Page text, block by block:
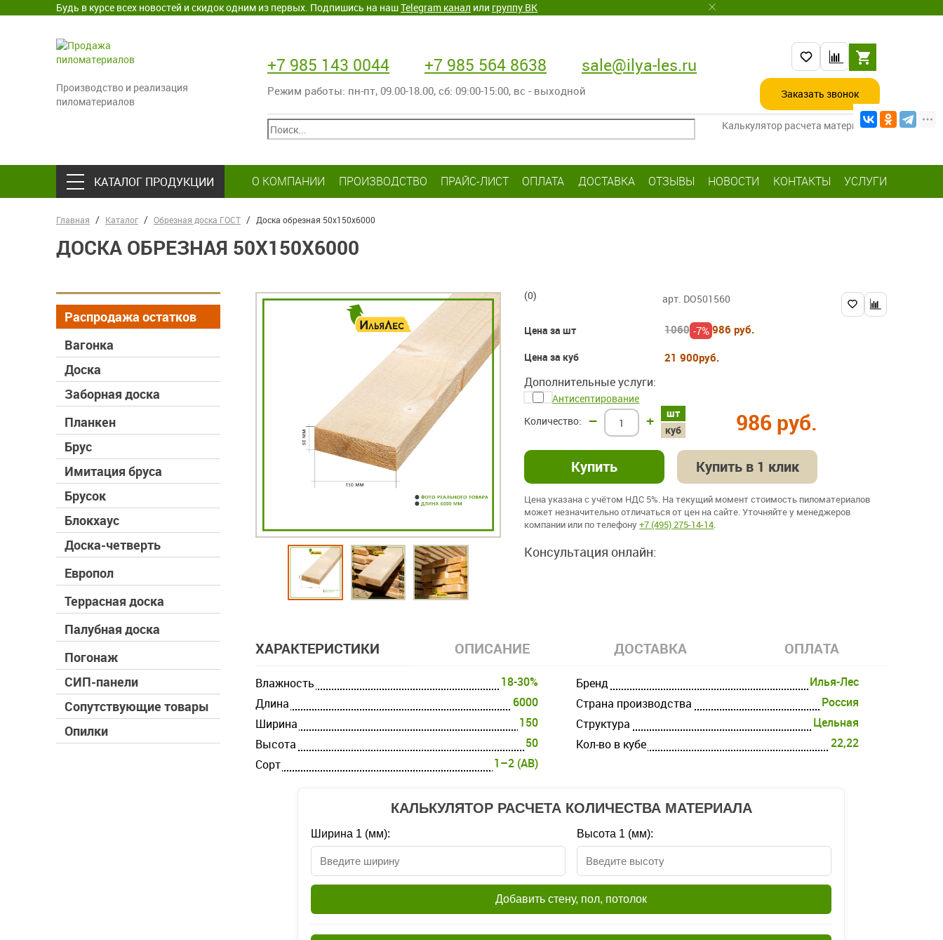
Будь в курсе всех новостей и скидок одним из первых. Подпишись на нашTelegram канал или группу ВК
Производство и реализация
пиломатериалов
+7 985 143 0044 +7 985 564 8638 sale@ilya-les.ru
Режим работы: пн-пт‚ 09.00-18.00, сб: 09:00-15:00, вс - выходной Заказать звонок
Калькулятор расчета материалов
КАТАЛОГ ПРОДУКЦИИ О КОМПАНИИ ПРОИЗВОДСТВО ПРАЙС-ЛИСТ ОПЛАТА ДОСТАВКА ОТЗЫВЫ НОВОСТИ КОНТАКТЫ УСЛУГИ
Главная Каталог Обрезная доска ГОСТ Доска обрезная 50х150х6000
ДОСКА ОБРЕЗНАЯ 50Х150Х6000
Распродажа остатков
Вагонка
Доска
Заборная доска
Планкен
Брус
Имитация бруса
Брусок
Блокхаус
Доска-четверть
Европол
Террасная доска
Палубная доска
Погонаж
СИП-панели
Сопутствующие товары
Опилки
(0) арт. DO501560
Цена за шт 1060 -7% 986 руб.
Цена за куб 21 900руб.
Дополнительные услуги:
Антисептирование
шт
куб
– + 986 руб.
Купить в 1 клик
Цена указана с учётом НДС 5%. На текущий момент стоимость пиломатериалов
может незначительно отличаться от цен на сайте. Уточняйте у менеджеров
компании или по телефону+7 (495) 275-14-14.
Консультация онлайн:
ХАРАКТЕРИСТИКИ ОПИСАНИЕ ДОСТАВКА ОПЛАТА
Влажность
18-30%
Длина
6000
Ширина
150
Высота
50
Cорт
1–2 (AB)
Бренд
Илья-Лес
Страна производства
Россия
Структура
Цельная
Кол-во в кубе
22,22
КАЛЬКУЛЯТОР РАСЧЕТА КОЛИЧЕСТВА МАТЕРИАЛА
Ширина 1 (мм): Высота 1 (мм):
Добавить стену, пол, потолок